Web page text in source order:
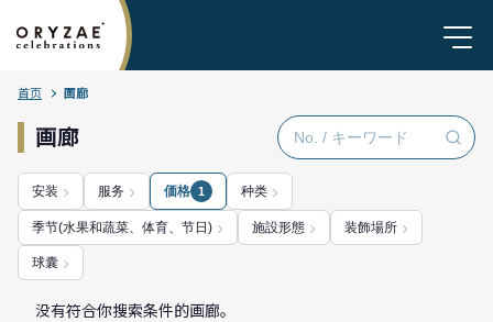
首页 画廊
画廊
安装 服务 価格 1 种类
季节(水果和蔬菜、体育、节日) 施設形態 装飾場所
球囊
没有符合你搜索条件的画廊。